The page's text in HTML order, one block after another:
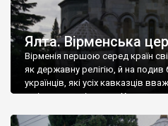
Ялта. Вірменська
Вірменія першою серед країн
як державну релігію, й на подив
українців, які усіх кавказців
є відданими вірянами Христа